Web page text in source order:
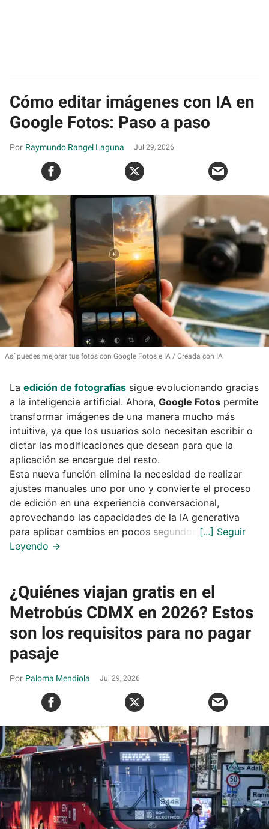
Cómo editar imágenes con IA en
Google Fotos: Paso a paso
Raymundo Rangel Laguna Jul 29, 2026
Así puedes mejorar tus fotos con Google Fotos e IA Creada con IA
La edición de fotografías sigue evolucionando gracias
a la inteligencia artificial. Ahora, Google Fotos permite
transformar imágenes de una manera mucho más
intuitiva, ya que los usuarios solo necesitan escribir o
dictar las modificaciones que desean para que la
aplicación se encargue del resto.
Esta nueva función elimina la necesidad de realizar
ajustes manuales uno por uno y convierte el proceso
de edición en una experiencia conversacional,
aprovechando las capacidades de la IA generativa
para aplicar cambios en pocos segundos.
¿Quiénes viajan gratis en el
Metrobús CDMX en 2026? Estos
son los requisitos para no pagar
pasaje
Paloma Mendiola Jul 29, 2026